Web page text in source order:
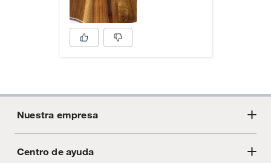
Nuestra empresa
Acerca de Crate
Centro de ayuda